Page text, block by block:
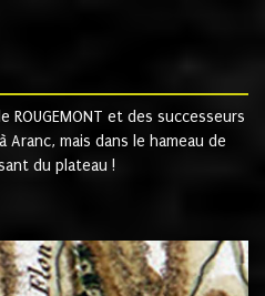
et des successeurs
mais dans le hameau de
du plateau !